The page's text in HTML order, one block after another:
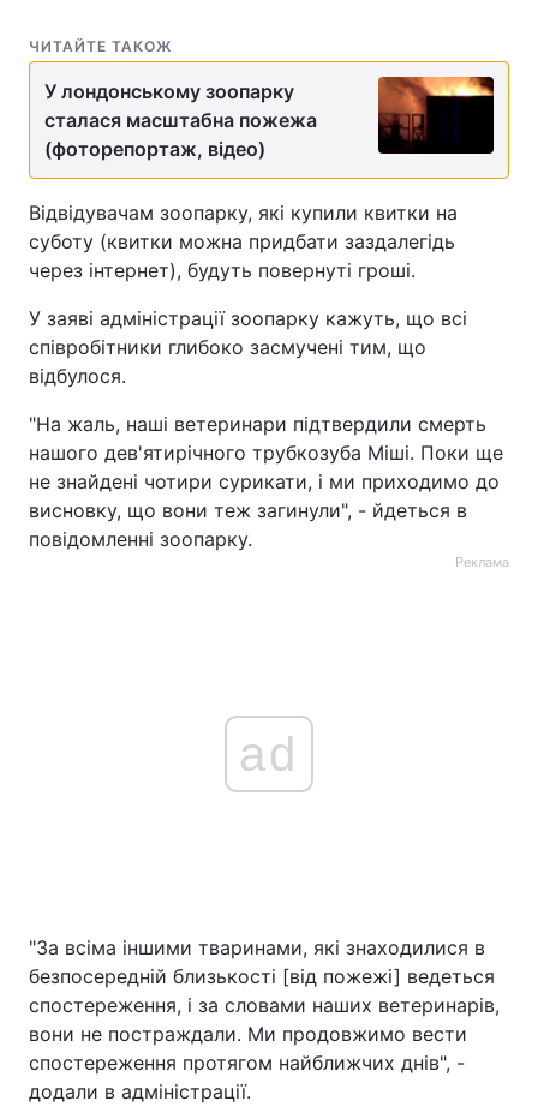
ЧИТАЙТЕ ТАКОЖ
У лондонському зоопарку
сталася масштабна пожежа
(фоторепортаж, відео)
Відвідувачам зоопарку, які купили квитки на
суботу (квитки можна придбати заздалегідь
через інтернет), будуть повернуті гроші.
У заяві адміністрації зоопарку кажуть, що всі
співробітники глибоко засмучені тим, що
відбулося.
"На жаль, наші ветеринари підтвердили смерть
нашого дев'ятирічного трубкозуба Міші. Поки ще
не знайдені чотири сурикати, і ми приходимо до
висновку, що вони теж загинули", - йдеться в
повідомленні зоопарку.
Реклама
ad
"За всіма іншими тваринами, які знаходилися в
безпосередній близькості [від пожежі] ведеться
спостереження, і за словами наших ветеринарів,
вони не постраждали. Ми продовжимо вести
спостереження протягом найближчих днів", -
додали в адміністрації.